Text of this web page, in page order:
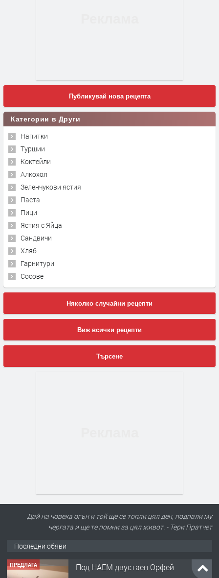
Публикувай нова рецепта
Категории в Други
Напитки
Туршии
Коктейли
Алкохол
Зеленчукови ястия
Паста
Пици
Ястия с Яйца
Сандвичи
Хляб
Гарнитури
Сосове
Няколко случайни рецепти
Виж всички рецепти
Търсене
Дай на човека огън и той ще се топли цял ден, подпали му
чергата и ще те помни за цял живот. - Тери Пратчет
Последни обяви
ПРЕДЛАГА Под НАЕМ двустаен Орфей